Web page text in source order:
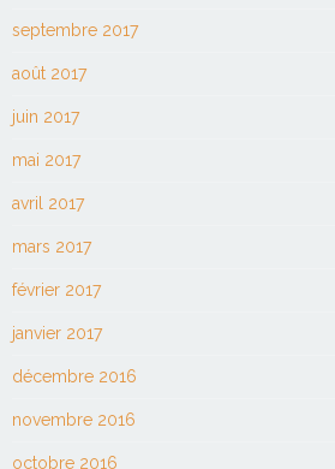
septembre 2017
août 2017
juin 2017
mai 2017
avril 2017
mars 2017
février 2017
janvier 2017
décembre 2016
novembre 2016
octobre 2016